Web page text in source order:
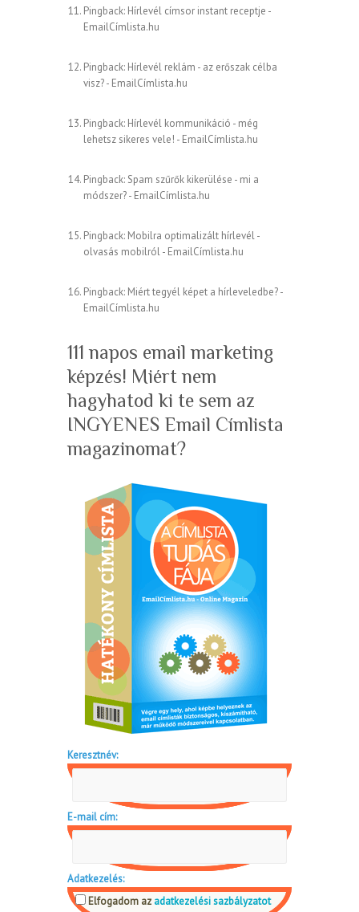
Pingback: Hírlevél címsor instant receptje -
EmailCímlista.hu
Pingback: Hírlevél reklám - az erőszak célba
visz? - EmailCímlista.hu
Pingback: Hírlevél kommunikáció - még
lehetsz sikeres vele! - EmailCímlista.hu
Pingback: Spam szűrők kikerülése - mi a
módszer? - EmailCímlista.hu
Pingback: Mobilra optimalizált hírlevél -
olvasás mobilról - EmailCímlista.hu
Pingback: Miért tegyél képet a hírleveledbe? -
EmailCímlista.hu
111 napos email marketing
képzés! Miért nem
hagyhatod ki te sem az
INGYENES Email Címlista
magazinomat?
Keresztnév:
E-mail cím:
Adatkezelés:
Elfogadom az adatkezelési sazbályzatot